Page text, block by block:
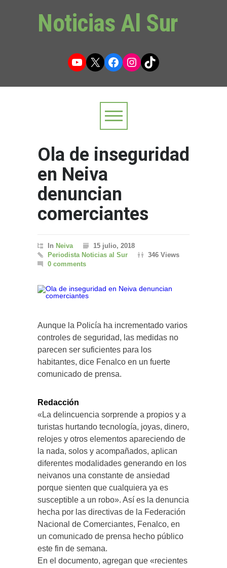
Noticias Al Sur
YouTube
X Facebook
Instagram
TikTok
Ola de inseguridad
en Neiva
denuncian
comerciantes
In Neiva
15 julio, 2018
Periodista Noticias al Sur
346 Views
0 comments
Aunque la Policía ha incrementado varios
controles de seguridad, las medidas no
parecen ser suficientes para los
habitantes, dice Fenalco en un fuerte
comunicado de prensa.
Redacción
«La delincuencia sorprende a propios y a
turistas hurtando tecnología, joyas, dinero,
relojes y otros elementos apareciendo de
la nada, solos y acompañados, aplican
diferentes modalidades generando en los
neivanos una constante de ansiedad
porque sienten que cualquiera ya es
susceptible a un robo». Así es la denuncia
hecha por las directivas de la Federación
Nacional de Comerciantes, Fenalco, en
un comunicado de prensa hecho público
este fin de semana.
En el documento, agregan que «recientes